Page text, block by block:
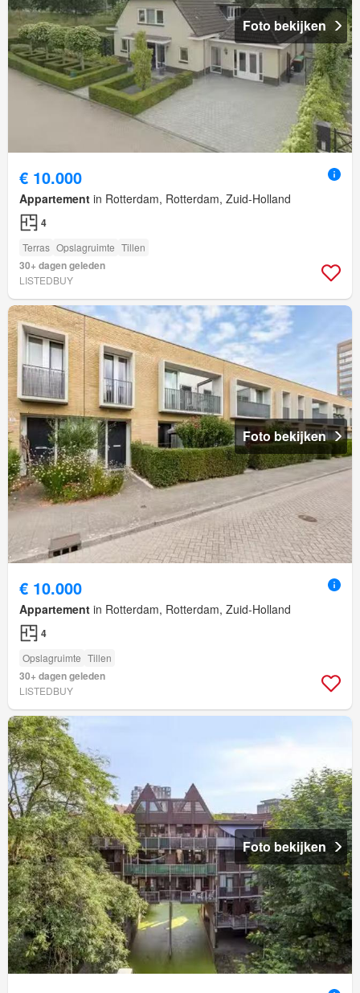
Foto bekijken
€ 10.000
Appartement in Rotterdam, Rotterdam, Zuid-Holland
4
Terras Opslagruimte Tillen
30+ dagen geleden
LISTEDBUY
Foto bekijken
€ 10.000
Appartement in Rotterdam, Rotterdam, Zuid-Holland
4
Opslagruimte Tillen
30+ dagen geleden
LISTEDBUY
Foto bekijken